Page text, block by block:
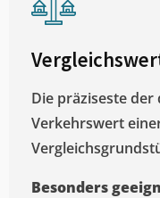
Die präziseste
Verkehrswert
Besonders